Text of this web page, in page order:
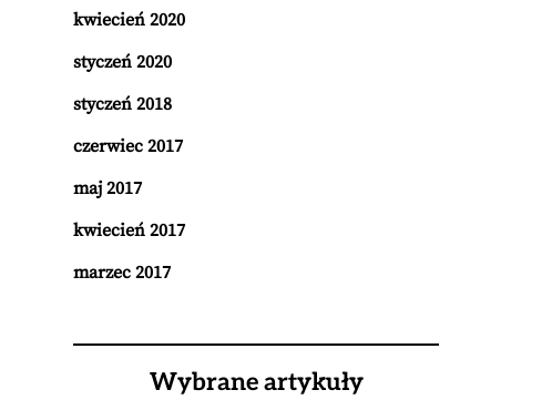
kwiecień 2020
styczeń 2020
styczeń 2018
czerwiec 2017
maj 2017
kwiecień 2017
marzec 2017
Wybrane artykuły